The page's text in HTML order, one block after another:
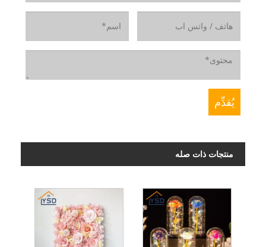
منتجات ذات صله